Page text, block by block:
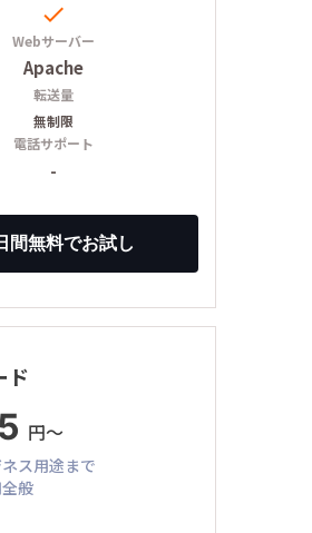

Webサーバー
Apache
転送量
無制限
電話サポート
-
ド
円〜
ス用途まで
般